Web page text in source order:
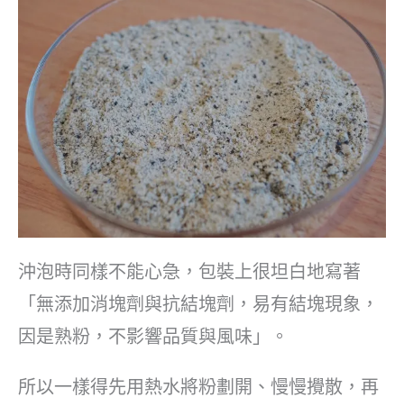
沖泡時同樣不能心急，包裝上很坦白地寫著
「無添加消塊劑與抗結塊劑，易有結塊現象，
因是熟粉，不影響品質與風味」。
所以一樣得先用熱水將粉劃開、慢慢攪散，再